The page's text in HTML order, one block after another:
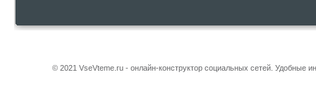
© 2021 VseVteme.ru - онлайн-конструктор социальных сетей. Удобные